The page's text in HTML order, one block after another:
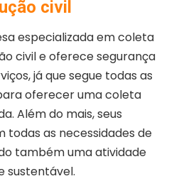
civil
especializada em coleta
civil e oferece segurança
já que segue todas as
oferecer uma coleta
Além do mais, seus
todas as necessidades de
também uma atividade
sustentável.